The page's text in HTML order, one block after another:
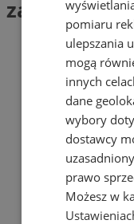
pomiaru
ulepszania
mogą
innych
dane
wybory
dostawcy
prawo
Możesz w